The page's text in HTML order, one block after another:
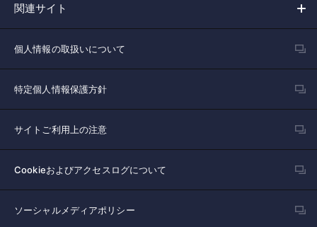
関連サイト
個人情報の取扱いについて
特定個人情報保護方針
サイトご利用上の注意
Cookieおよびアクセスログについて
ソーシャルメディアポリシー